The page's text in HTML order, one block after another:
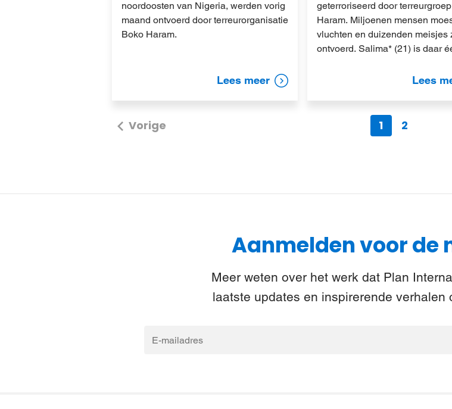
noordoosten van Nigeria, werden vorig
maand ontvoerd door terreurorganisatie
Boko Haram.
Lees meer
geterroriseerd door
Haram. Miljoenen mensen
vluchten en duizenden meisjes
ontvoerd. Salima* (21) is daar
Lees
Vorige 1 2
Aanmelden voor de
Meer weten over het werk dat Plan
laatste updates en inspirerende verhalen
E-